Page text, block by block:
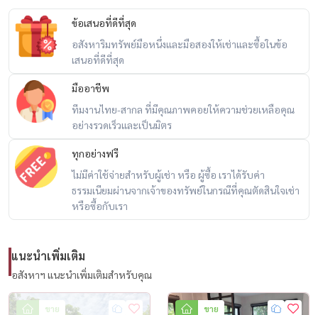
出售 — 房屋（双层/独立式）
4 间卧室 | 195 平方米 | 63.80 平方瓦
位置：帕塔纳卡恩城
价格：9,500,000 泰铢（🔥起价 1350 万泰铢 | 该项目最佳优惠！）
主要特点
– 双层独立式住宅，总使用面积约 195 平方米
– 土地面积：63.80 平方佤
– 4 间卧室 / 3 间浴室 / 1 间客厅
– 2 个厨房：室内厨房和扩展的泰式厨房，配备燃气灶和通风设备
– 扩展的家庭办公室，带桩基
– 前后遮阳篷，带结构基础
– 配备 6 台空调、1 台热水器、2 个燃气灶和 2 个抽油烟机
🏡 已完全扩展，可立即入住
ข้อเสนอที่ดีที่สุด
อสังหาริมทรัพย์มือหนึ่งและมือสองให้เช่าและซื้อในข้อ
เสนอที่ดีที่สุด
มืออาชีพ
ทีมงานไทย-สากล ที่มีคุณภาพคอยให้ความช่วยเหลือคุณ
อย่างรวดเร็วและเป็นมิตร
ทุกอย่างฟรี
ไม่มีค่าใช้จ่ายสำหรับผู้เช่า หรือ ผู้ซื้อ เราได้รับค่า
ธรรมเนียมผ่านจากเจ้าของทรัพย์ในกรณีที่คุณตัดสินใจเช่า
หรือซื้อกับเรา
แนะนำเพิ่มเติม
อสังหาฯ แนะนำเพิ่มเติมสำหรับคุณ
ขาย ขาย